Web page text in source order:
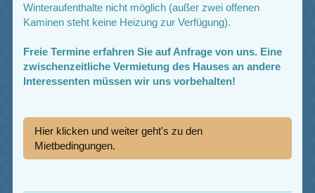
Winteraufenthalte nicht möglich (außer zwei offenen
Kaminen steht keine Heizung zur Verfügung).
Freie Termine erfahren Sie auf Anfrage von uns. Eine
zwischenzeitliche Vermietung des Hauses an andere
Interessenten müssen wir uns vorbehalten!
Hier klicken und weiter geht's zu den
Mietbedingungen.